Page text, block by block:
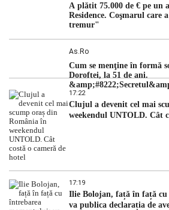
A plătit 75.000 de € pe un
Residence. Coşmarul
tremur"
As.ro
Cum se menţine în formă
Doroftei, la 51 de ani.
dezvăluit
17:22
Clujul a devenit cel mai
weekendul UNTOLD. Cât
17:19
Ilie Bolojan, față în față
va publica declarația de